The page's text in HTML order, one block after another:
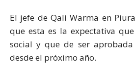
El jefe de Qali Warma en
que esta es la expectativa
social y que de ser
desde el próximo año.